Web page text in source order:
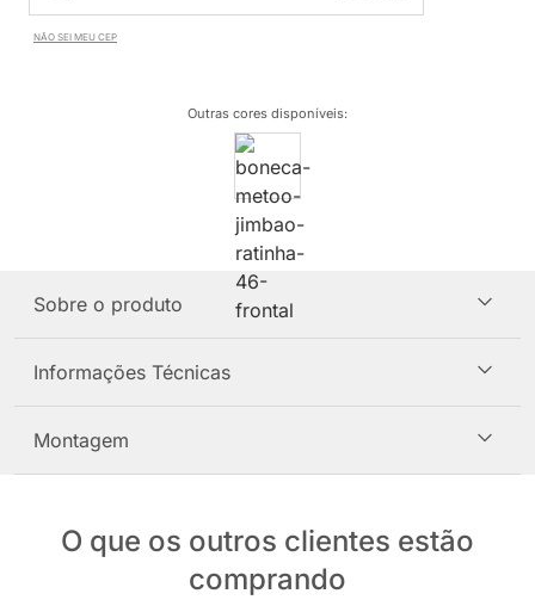
NÃO SEI MEU CEP
Outras cores disponíveis:
Sobre o produto
Informações Técnicas
Montagem
O que os outros clientes estão
comprando